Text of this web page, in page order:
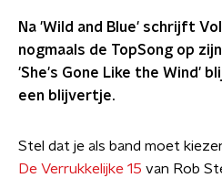
Na 'Wild and Blue' schrijft
nogmaals de TopSong op
'She's Gone Like the Wind'
een blijvertje.
Stel dat je als band moet
De Verrukkelijke 15 van Rob